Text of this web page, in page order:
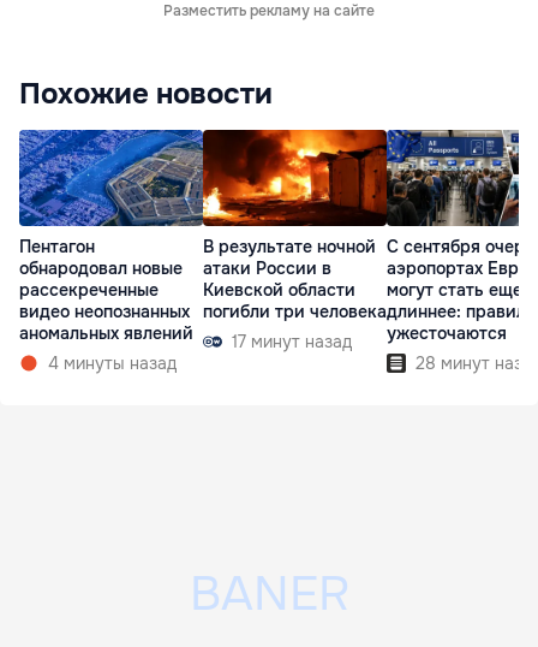
Разместить рекламу на сайте
Похожие новости
Пентагон
обнародовал новые
рассекреченные
видео неопознанных
аномальных явлений
4 минуты назад
В результате ночной
атаки России в
Киевской области
погибли три человека
17 минут назад
С сентября
аэропортах
могут стать еще
длиннее: правила
ужесточаются
28 минут